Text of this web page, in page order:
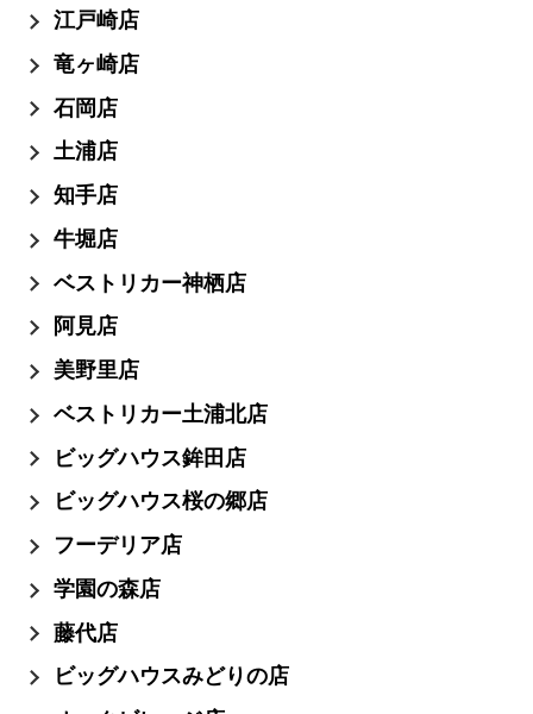
江戸崎店
竜ヶ崎店
石岡店
土浦店
知手店
牛堀店
ベストリカー神栖店
阿見店
美野里店
ベストリカー土浦北店
ビッグハウス鉾田店
ビッグハウス桜の郷店
フーデリア店
学園の森店
藤代店
ビッグハウスみどりの店